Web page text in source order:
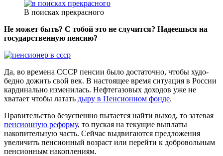
В поисках прекрасного
Не может быть? С тобой это не случится? Надеешься на
государственную пенсию?
Да, во времена СССР пенсии было достаточно, чтобы худо-
бедно дожить свой век. В настоящее время ситуация в России
кардинально изменилась. Нефтегазовых доходов уже не
хватает чтобы латать дыру в Пенсионном фонде.
Правительство безуспешно пытается найти выход, то затевая
пенсионную реформу, то пуская на текущие выплаты
накопительную часть. Сейчас выдвигаются предложения
увеличить пенсионный возраст или перейти к добровольным
пенсионным накоплениям.